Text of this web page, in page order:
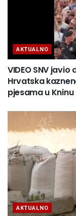
AKTUALNO
VIDEO SNV
Hrvatska
pjesama u Kninu
AKTUALNO